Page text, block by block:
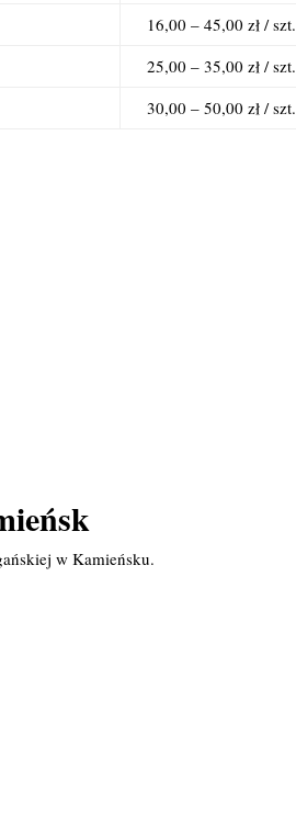
16,00 – 45,00 zł / szt.
25,00 – 35,00 zł / szt.
30,00 – 50,00 zł / szt.
w Kamieńsku.